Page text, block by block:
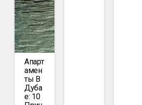
Апарт
Амен
Ты В
Дуба
Е: 10